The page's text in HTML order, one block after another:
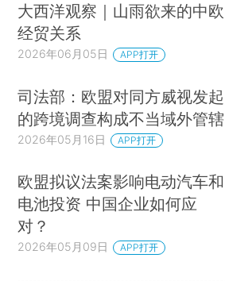
大西洋观察｜山雨欲来的中欧
经贸关系
2026年06月05日 APP打开
司法部：欧盟对同方威视发起
的跨境调查构成不当域外管辖
2026年05月16日 APP打开
欧盟拟议法案影响电动汽车和
电池投资 中国企业如何应
对？
2026年05月09日 APP打开